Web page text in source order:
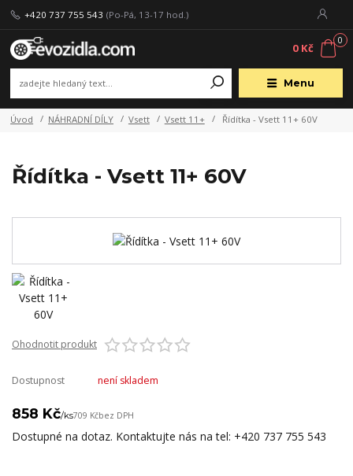
Menu
+420 737 755 543 (Po-Pá, 13-17 hod.)
0
0 Kč
Úvod NÁHRADNÍ DÍLY Vsett Vsett 11+ Řídítka - Vsett 11+ 60V
Řídítka - Vsett 11+ 60V
Ohodnotit produkt
Dostupnost není skladem
858 Kč/ks709 Kčbez DPH
Dostupné na dotaz. Kontaktujte nás na tel: +420 737 755 543